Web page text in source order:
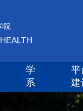
院
学
系
平
建